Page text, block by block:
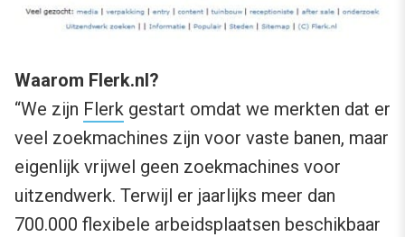
Waarom Flerk.nl?
“We zijn Flerk gestart omdat we merkten dat er
veel zoekmachines zijn voor vaste banen, maar
eigenlijk vrijwel geen zoekmachines voor
uitzendwerk. Terwijl er jaarlijks meer dan
700.000 flexibele arbeidsplaatsen beschikbaar